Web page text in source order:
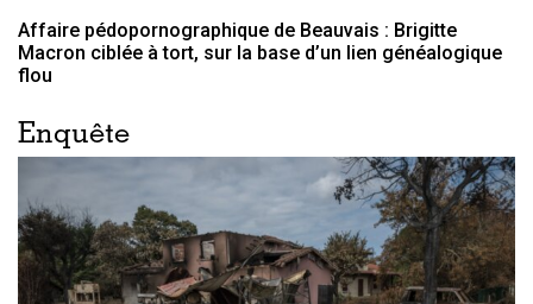
Affaire pédopornographique de Beauvais : Brigitte
Macron ciblée à tort, sur la base d’un lien généalogique
flou
Enquête